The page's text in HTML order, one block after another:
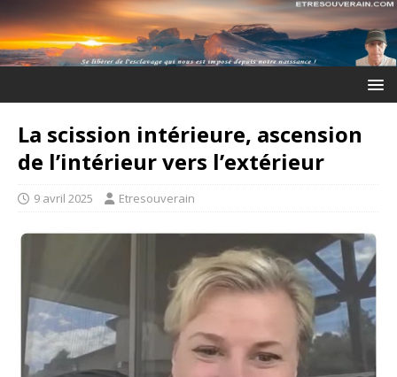
La scission intérieure, ascension
de l’intérieur vers l’extérieur
9 avril 2025 Etresouverain